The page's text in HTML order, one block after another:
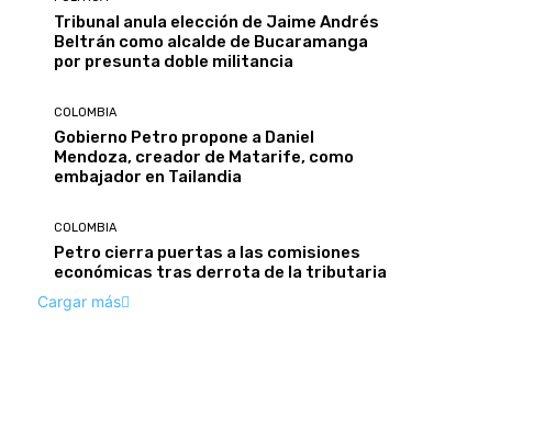
Tribunal anula elección de Jaime Andrés
Beltrán como alcalde de Bucaramanga
por presunta doble militancia
COLOMBIA
Gobierno Petro propone a Daniel
Mendoza, creador de Matarife, como
embajador en Tailandia
COLOMBIA
Petro cierra puertas a las comisiones
económicas tras derrota de la tributaria
Cargar más